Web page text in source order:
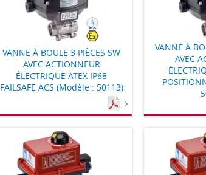
VANNE À BOULE 3 PIÈCES SW
AVEC ACTIONNEUR
ÉLECTRIQUE ATEX IP68
FAILSAFE ACS (Modèle : 50113)
VANNE À
AVEC